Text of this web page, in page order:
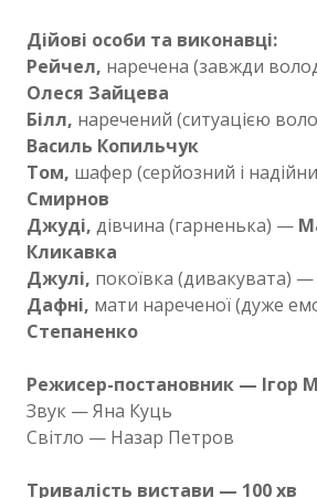
Дійові особи та виконавці:
Рейчел, наречена (завжди
Олеся Зайцева
Білл, наречений (ситуацією
Василь Копильчук
Том, шафер (серйозний і
Смирнов
Джуді, дівчина (гарненька) —
Кликавка
Джулі, покоївка (дивакувата) —
Дафні, мати нареченої (дуже
Степаненко
Режисер-постановник — Ігор
Звук — Яна Куць
Світло — Назар Петров
Тривалість вистави — 100 хв